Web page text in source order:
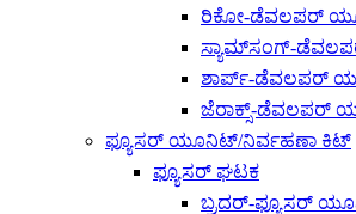
ರಿಕೋ-ಡೆವಲಪರ್
ಸ್ಯಾಮ್‌ಸಂಗ್-
ಶಾರ್ಪ್-ಡೆವಲಪರ್
ಜೆರಾಕ್ಸ್-ಡೆವಲಪರ್
ಫ್ಯೂಸರ್ ಯೂನಿಟ್/ನಿರ್ವಹಣಾ ಕಿಟ್
ಫ್ಯೂಸರ್ ಘಟಕ
ಬ್ರದರ್-ಫ್ಯೂಸರ್